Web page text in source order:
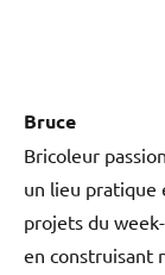
Bruce
Bricoleur
un lieu pratique
projets du
en construisant